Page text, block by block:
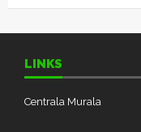
LINKS
Centrala Murala